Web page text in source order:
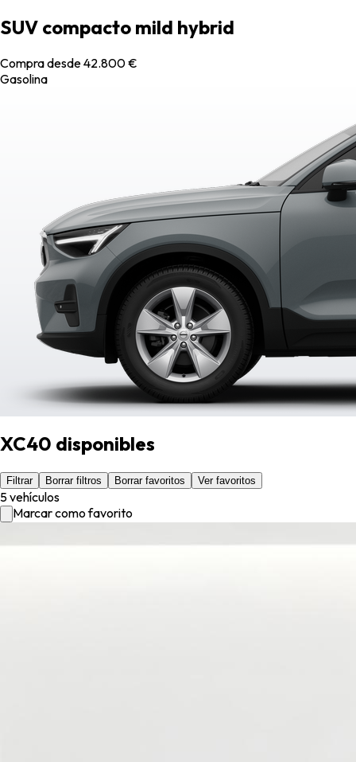
SUV compacto mild hybrid
Compra desde 42.800 €
Gasolina
XC40 disponibles
Filtrar Borrar filtros Borrar favoritos Ver favoritos
5 vehículos
Marcar como favorito